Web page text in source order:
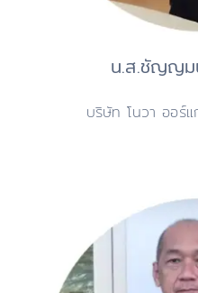
น.ส.ชัญญ
บริษัท โนวา ออร์